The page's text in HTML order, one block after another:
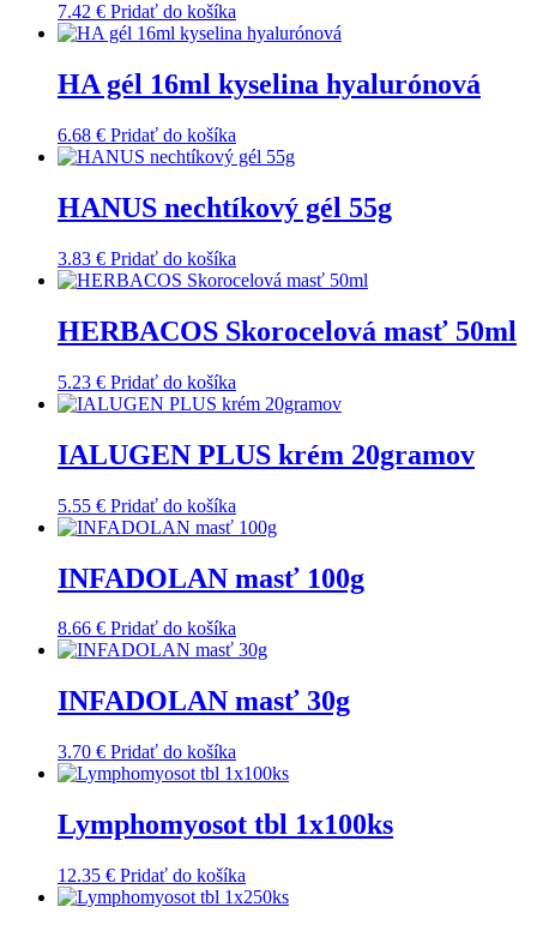
7.42 € Pridať do košíka
HA gél 16ml kyselina hyalurónová
6.68 € Pridať do košíka
HANUS nechtíkový gél 55g
3.83 € Pridať do košíka
HERBACOS Skorocelová masť 50ml
5.23 € Pridať do košíka
IALUGEN PLUS krém 20gramov
5.55 € Pridať do košíka
INFADOLAN masť 100g
8.66 € Pridať do košíka
INFADOLAN masť 30g
3.70 € Pridať do košíka
Lymphomyosot tbl 1x100ks
12.35 € Pridať do košíka